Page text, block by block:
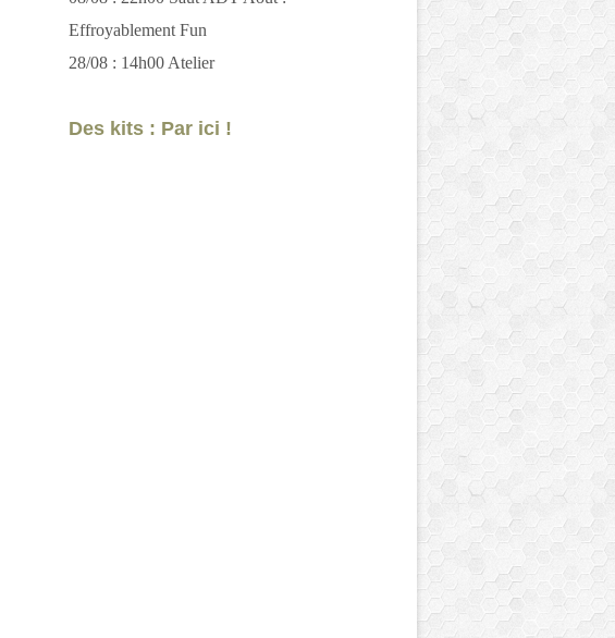
Effroyablement Fun
28/08 : 14h00 Atelier
Des kits : Par ici !